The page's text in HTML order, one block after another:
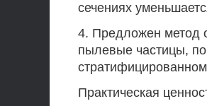
сечениях
4. Предложен метод
пылевые частицы,
Практическая